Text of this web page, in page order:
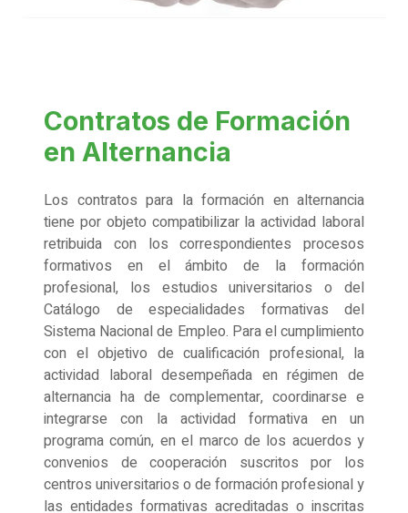
Contratos de Formación
en Alternancia
Los contratos para la formación en alternancia
tiene por objeto compatibilizar la actividad laboral
retribuida con los correspondientes procesos
formativos en el ámbito de la formación
profesional, los estudios universitarios o del
Catálogo de especialidades formativas del
Sistema Nacional de Empleo. Para el cumplimiento
con el objetivo de cualificación profesional, la
actividad laboral desempeñada en régimen de
alternancia ha de complementar, coordinarse e
integrarse con la actividad formativa en un
programa común, en el marco de los acuerdos y
convenios de cooperación suscritos por los
centros universitarios o de formación profesional y
las entidades formativas acreditadas o inscritas